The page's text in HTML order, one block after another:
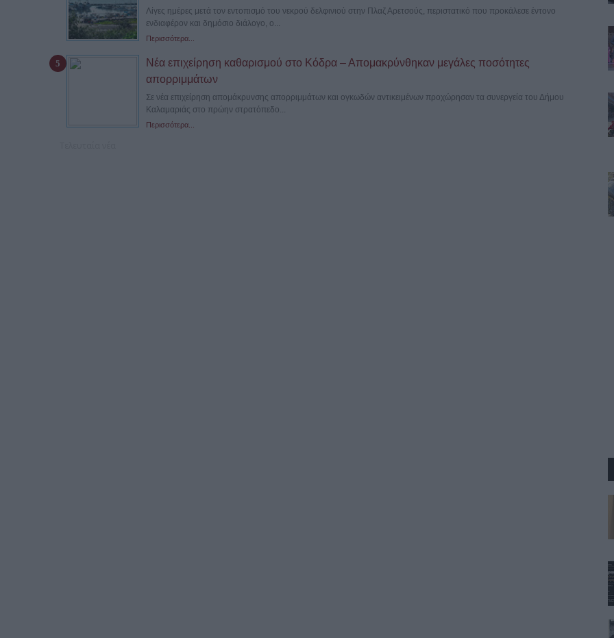
Λίγες ημέρες μετά τον εντοπισμό του νεκρού δελφινιού στην Πλαζ Αρετσούς, περιστατικό που προκάλεσε έντονο
ενδιαφέρον και δημόσιο διάλογο, ο...
Περισσότερα...
Νέα επιχείρηση καθαρισμού στο Κόδρα – Απομακρύνθηκαν μεγάλες ποσότητες
απορριμμάτων
Σε νέα επιχείρηση απομάκρυνσης απορριμμάτων και ογκωδών αντικειμένων προχώρησαν τα συνεργεία του Δήμου
Καλαμαριάς στο πρώην στρατόπεδο...
Περισσότερα...